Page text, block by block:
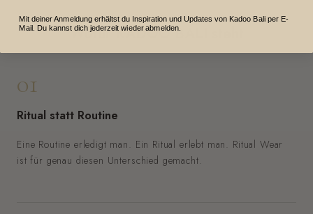
Wofür KADOO BALI steht
01
Ritual statt Routine
Eine Routine erledigt man. Ein Ritual erlebt man. Ritual Wear
ist für genau diesen Unterschied gemacht.
Mit deiner Anmeldung erhältst du Inspiration und Updates von Kadoo Bali per E-
Mail. Du kannst dich jederzeit wieder abmelden.